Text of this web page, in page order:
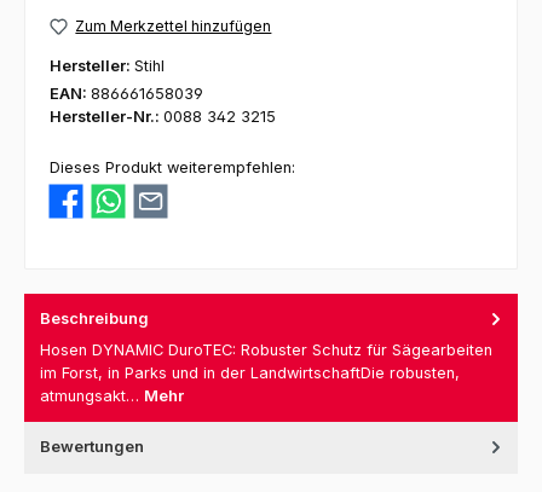
Zum Merkzettel hinzufügen
Hersteller: Stihl
EAN: 886661658039
Hersteller-Nr.: 0088 342 3215
Dieses Produkt weiterempfehlen:
Beschreibung
Hosen DYNAMIC DuroTEC: Robuster Schutz für Sägearbeiten
im Forst, in Parks und in der LandwirtschaftDie robusten,
atmungsakt… Mehr
Bewertungen